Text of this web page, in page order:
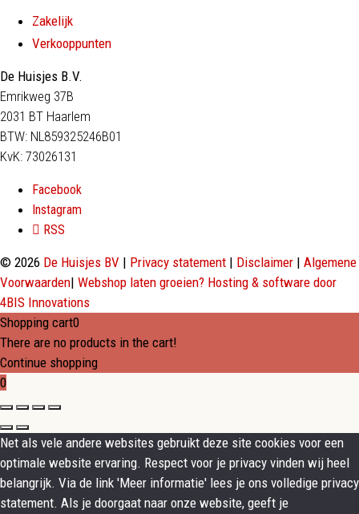
Zakelijk
Verkooppunten
De Huisjes B.V.
Emrikweg 37B
2031 BT Haarlem
BTW: NL859325246B01
KvK: 73026131
Facebook
Instagram
RSS
© 2026 De Huisjes BV | Privacy statement | Disclaimer | Algemene
Voorwaarden| Webshop laten groeien? Hosting & software door
4BIS Innovations
Shopping cart0
There are no products in the cart!
Continue shopping
0
Net als vele andere websites gebruikt deze site cookies voor een
optimale website ervaring. Respect voor je privacy vinden wij heel
belangrijk. Via de link 'Meer informatie' lees je ons volledige privacy
statement. Als je doorgaat naar onze website, geeft je